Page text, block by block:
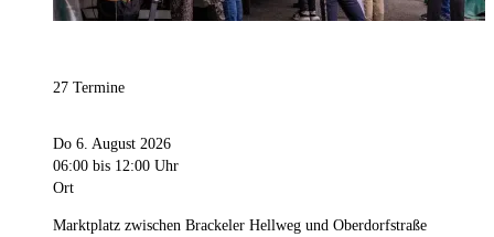
27 Termine
Do 6. August 2026
06:00 bis 12:00 Uhr
Ort
Marktplatz zwischen Brackeler Hellweg und Oberdorfstraße